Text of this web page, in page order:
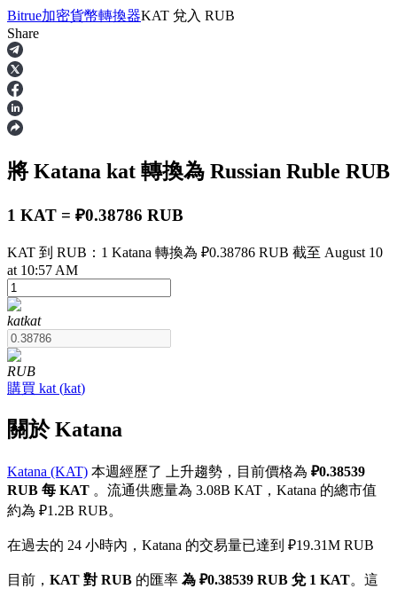
合約
幣本位永續
以數字貨幣為保證金的永續合約
Bitrue加密貨幣轉換器KAT 兌入 RUB
Share
將 Katana kat 轉換為 Russian Ruble RUB
1 KAT = ₽0.38786 RUB
KAT 到 RUB：1 Katana 轉換為 ₽0.38786 RUB 截至 August 10
at 10:57 AM
katkat
RUB
購買 kat (kat)
關於 Katana
Katana (KAT) 本週經歷了 上升趨勢，目前價格為 ₽0.38539
RUB 每 KAT 。流通供應量為 3.08B KAT，Katana 的總市值
約為 ₽1.2B RUB。
在過去的 24 小時內，Katana 的交易量已達到 ₽19.31M RUB
目前， KAT 對 RUB 的匯率 為 ₽0.38539 RUB 兌 1 KAT。這